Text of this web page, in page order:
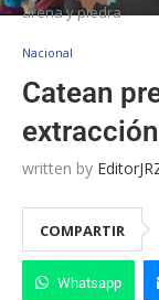
arena y piedra
Nacional
Catean
written by
COMPARTIR
Whatsapp